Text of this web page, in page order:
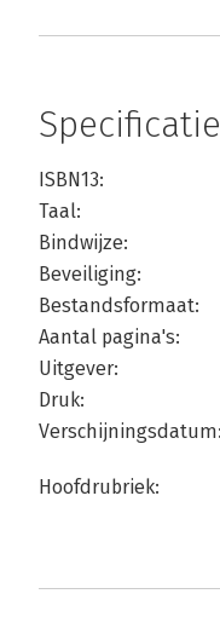
ISBN13:
Taal:
Bindwijze:
Beveiliging:
Bestandsformaat:
Aantal pagina's:
Uitgever:
Druk:
Verschijningsdatum:
Hoofdrubriek: